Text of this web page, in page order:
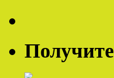
Получите